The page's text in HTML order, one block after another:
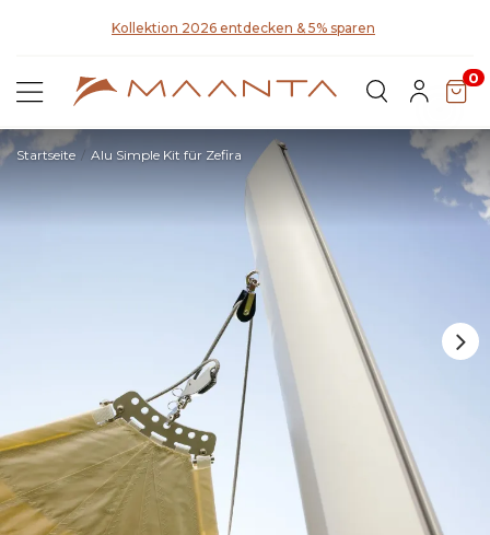
Kollektion 2026 entdecken & 5% sparen
0
Startseite Alu Simple Kit für Zefira